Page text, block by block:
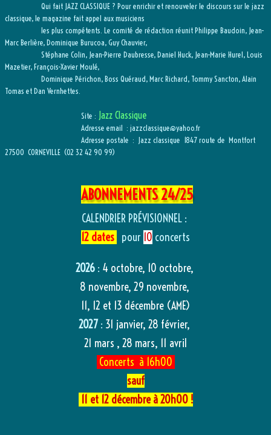
Qui fait JAZZ CLASSIQUE ? Pour enrichir et renouveler le discours sur le jazz
classique, le magazine fait appel aux musiciens
les plus compétents. Le comité de rédaction réunit Philippe Baudoin, Jean-
Marc Berlière, Dominique Burucoa, Guy Chauvier,
Stéphane Colin, Jean-Pierre Daubresse, Daniel Huck, Jean-Marie Hurel, Louis
Mazetier, François-Xavier Moulé,
Dominique Périchon, Boss Quéraud, Marc Richard, Tommy Sancton, Alain
Tomas et Dan Vernhettes.
Site : Jazz Classique
Adresse email : jazzclassique@yahoo.fr
Adresse postale : Jazz classique 1847 route de Montfort
27500 CORNEVILLE (02 32 42 90 99)
ABONNEMENTS 24/25
CALENDRIER PRÉVISIONNEL :
12 dates pour 10 concerts
2026: 4 octobre, 10 octobre,
8 novembre, 29 novembre,
11, 12 et 13 décembre (AME)
2027 : 31 janvier, 28 février,
21 mars , 28 mars, 11 avril
Concerts à 16h00
sauf
11 et 12 décembre à 20h00 !